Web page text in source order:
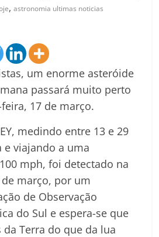
,astronomia ultimas noticias
um enorme asteróide
passará muito perto
17 de março.
medindo entre 13 e 29
viajando a uma
mph, foi detectado na
março, por um
de Observação
do Sul e espera-se que
Terra do que da lua